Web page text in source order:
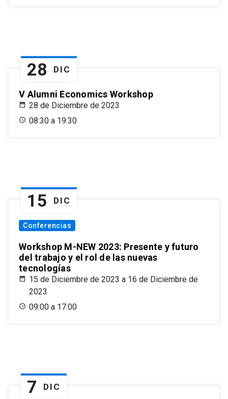
28 DIC
V Alumni Economics Workshop
28 de Diciembre de 2023
08:30 a 19:30
15 DIC
Conferencias
Workshop M-NEW 2023: Presente y futuro
del trabajo y el rol de las nuevas
tecnologías
15 de Diciembre de 2023 a 16 de Diciembre de
2023
09:00 a 17:00
7 DIC